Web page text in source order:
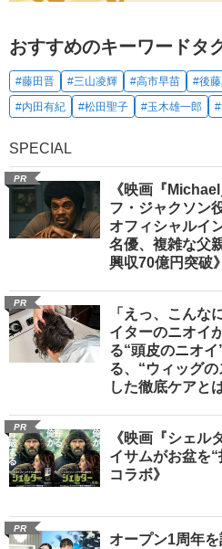
おすすめのキーワードタ
#藤田晋 #三山凌輝 #高市早苗 #後
#内田有紀
#松田聖子 #玉木雄一郎
SPECIAL
PR
《映画『
フ・ジャクソン
オフィシャルイ
名優、複雑な父
興収70億円突破》
PR
「えっ、こんな
イターのニオイ
る“頭皮のニオ
る、“ウィッグ
した徹底ケアと
PR
《映画『シェル
イサムがお盆を“
コラボ》
PR
オープン1周年